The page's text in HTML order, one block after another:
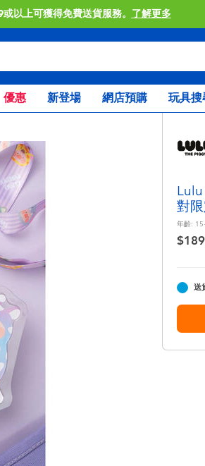
以上可獲得免費送貨服務。 了解更多
優惠 新登場 網店預購 玩具搜
對
年齡:
送